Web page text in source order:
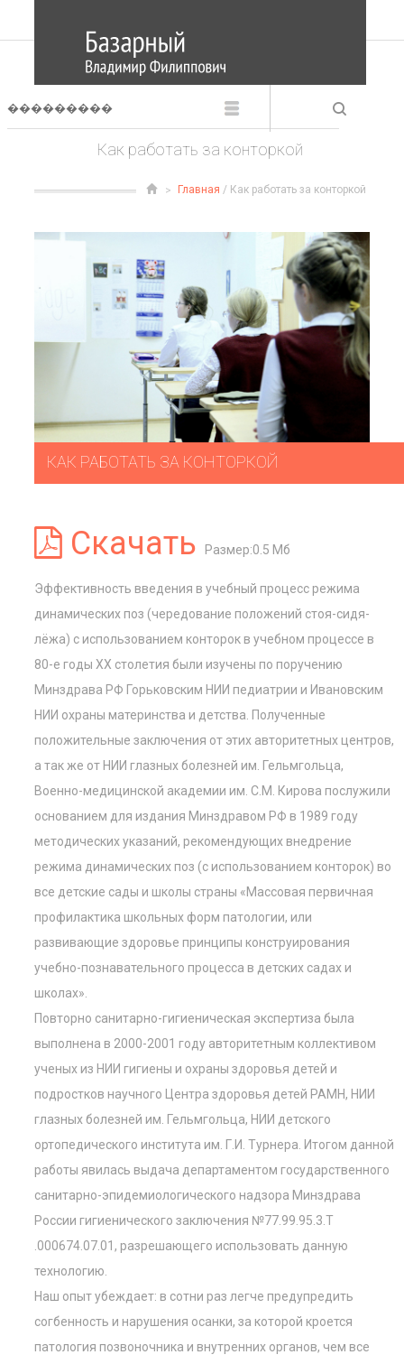
Как работать за конторкой
Главная / Как работать за конторкой
КАК РАБОТАТЬ ЗА КОНТОРКОЙ
Скачать Размер:0.5 Мб
Эффективность введения в учебный процесс режима
динамических поз (чередование положений стоя-сидя-
лёжа) с использованием конторок в учебном процессе в
80-е годы ХХ столетия были изучены по поручению
Минздрава РФ Горьковским НИИ педиатрии и Ивановским
НИИ охраны материнства и детства. Полученные
положительные заключения от этих авторитетных центров,
а так же от НИИ глазных болезней им. Гельмгольца,
Военно-медицинской академии им. С.М. Кирова послужили
основанием для издания Минздравом РФ в 1989 году
методических указаний, рекомендующих внедрение
режима динамических поз (с использованием конторок) во
все детские сады и школы страны «Массовая первичная
профилактика школьных форм патологии, или
развивающие здоровье принципы конструирования
учебно-познавательного процесса в детских садах и
школах».
Повторно санитарно-гигиеническая экспертиза была
выполнена в 2000-2001 году авторитетным коллективом
ученых из НИИ гигиены и охраны здоровья детей и
подростков научного Центра здоровья детей РАМН, НИИ
глазных болезней им. Гельмгольца, НИИ детского
ортопедического института им. Г.И. Турнера. Итогом данной
работы явилась выдача департаментом государственного
санитарно-эпидемиологического надзора Минздрава
России гигиенического заключения №77.99.95.3.Т
.000674.07.01, разрешающего использовать данную
технологию.
Наш опыт убеждает: в сотни раз легче предупредить
согбенность и нарушения осанки, за которой кроется
патология позвоночника и внутренних органов, чем все